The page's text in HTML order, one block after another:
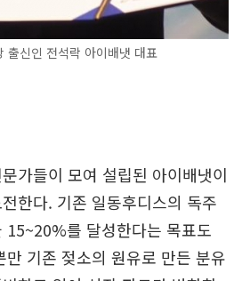
신인 전석락 아이배냇 대표
가들이 모여 설립된 아이배냇이
한다. 기존 일동후디스의 독주
15~20%를 달성한다는 목표도
만 기존 젖소의 원유로 만든 분유